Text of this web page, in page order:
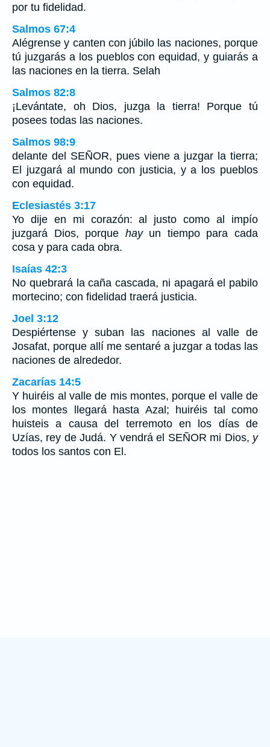
por tu fidelidad.
Salmos 67:4
Alégrense y canten con júbilo las naciones, porque
tú juzgarás a los pueblos con equidad, y guiarás a
las naciones en la tierra. Selah
Salmos 82:8
¡Levántate, oh Dios, juzga la tierra! Porque tú
posees todas las naciones.
Salmos 98:9
delante del SEÑOR, pues viene a juzgar la tierra;
El juzgará al mundo con justicia, y a los pueblos
con equidad.
Eclesiastés 3:17
Yo dije en mi corazón: al justo como al impío
juzgará Dios, porque hayun tiempo para cada
cosa y para cada obra.
Isaías 42:3
No quebrará la caña cascada, ni apagará el pabilo
mortecino; con fidelidad traerá justicia.
Joel 3:12
Despiértense y suban las naciones al valle de
Josafat, porque allí me sentaré a juzgar a todas las
naciones de alrededor.
Zacarías 14:5
Y huiréis al valle de mis montes, porque el valle de
los montes llegará hasta Azal; huiréis tal como
huisteis a causa del terremoto en los días de
Uzías, rey de Judá. Y vendrá el SEÑOR mi Dios, y
todos los santos con El.